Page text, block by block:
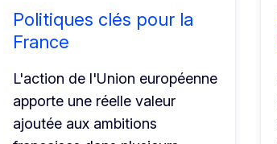
Politiques clés pour la
France
L'action de l'Union européenne
apporte une réelle valeur
ajoutée aux ambitions